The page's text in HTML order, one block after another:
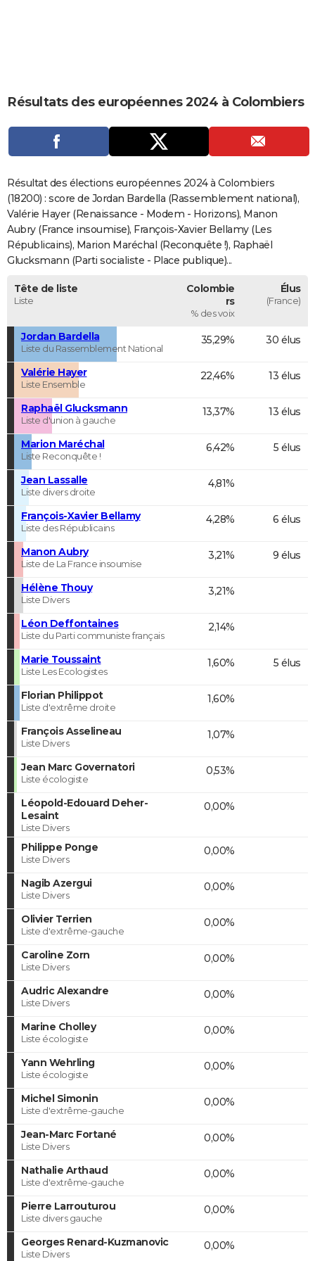
CARTE DE VOEUX
Carte de Noël
Carte Bonne année
Carte Saint-Valentin
Carte Pâques
Carte d'anniversaire
DICTIONNAIRE
Dictionnaire
Biographies
Citations
Expressions
Proverbes
PROGRAMME TV
COPAINS D'AVANT
S'inscrire
Se connecter
Lycées
Collèges
Primaires
Universités
Entreprises
Service militaire
Avis de recherche
AVIS DE DÉCÈS
FORUM
Résultats des européennes 2024 à Colombiers
Résultat des élections européennes 2024 à Colombiers
(18200) : score de Jordan Bardella (Rassemblement national),
Valérie Hayer (Renaissance - Modem - Horizons), Manon
Aubry (France insoumise), François-Xavier Bellamy (Les
Républicains), Marion Maréchal (Reconquête !), Raphaël
Glucksmann (Parti socialiste - Place publique)...
Tête de liste
Liste
Colombie
rs
% des voix
Élus
(France)
Jordan Bardella
Liste du Rassemblement National
35,29% 30 élus
Valérie Hayer
Liste Ensemble
22,46% 13 élus
Raphaël Glucksmann
Liste d'union à gauche
13,37% 13 élus
Marion Maréchal
Liste Reconquête !
6,42% 5 élus
Jean Lassalle
Liste divers droite
4,81%
François-Xavier Bellamy
Liste des Républicains
4,28% 6 élus
Manon Aubry
Liste de La France insoumise
3,21% 9 élus
Hélène Thouy
Liste Divers
3,21%
Léon Deffontaines
Liste du Parti communiste français
2,14%
Marie Toussaint
Liste Les Ecologistes
1,60% 5 élus
Florian Philippot
Liste d'extrême droite
1,60%
François Asselineau
Liste Divers
1,07%
Jean Marc Governatori
Liste écologiste
0,53%
Léopold-Edouard Deher-
Lesaint
Liste Divers
0,00%
Philippe Ponge
Liste Divers
0,00%
Nagib Azergui
Liste Divers
0,00%
Olivier Terrien
Liste d'extrême-gauche
0,00%
Caroline Zorn
Liste Divers
0,00%
Audric Alexandre
Liste Divers
0,00%
Marine Cholley
Liste écologiste
0,00%
Yann Wehrling
Liste écologiste
0,00%
Michel Simonin
Liste d'extrême-gauche
0,00%
Jean-Marc Fortané
Liste Divers
0,00%
Nathalie Arthaud
Liste d'extrême-gauche
0,00%
Pierre Larrouturou
Liste divers gauche
0,00%
Georges Renard-Kuzmanovic
Liste Divers
0,00%